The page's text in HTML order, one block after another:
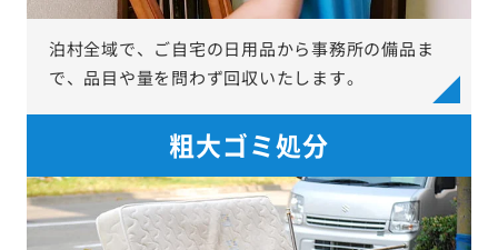
泊村全域で、ご自宅の日用品から事務所の備品ま
で、品目や量を問わず回収いたします。
粗大ゴミ処分